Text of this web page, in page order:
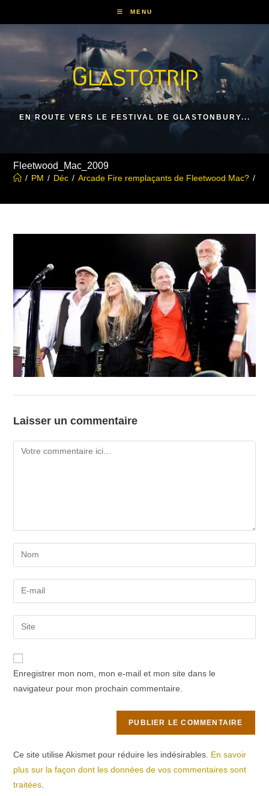
content
MENU
Glastotrip
EN ROUTE VERS LE FESTIVAL DE GLASTONBURY...
Fleetwood_Mac_2009
/ PM / Déc / Arcade Fire remplaçants de Fleetwood Mac? /
Laisser un commentaire
Comment
Enter
your
name
comment
Enter
your
email
address
comment
Saisir
l’URL
de
Enregistrer mon nom, mon e-mail et mon site dans le
navigateur pour mon prochain commentaire.
Ce site utilise Akismet pour réduire les indésirables. En savoir
plus sur la façon dont les données de vos commentaires sont
traitées